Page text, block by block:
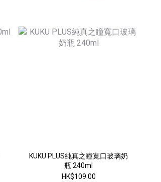
KUKU PLUS純真之瞳寬口玻璃奶
瓶 240ml
HK$109.00